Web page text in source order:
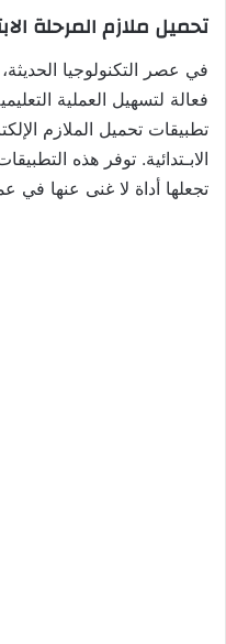
تحميل ملازم المرحلة
في عصر التكنولوجيا
فعالة لتسهيل العملية
تطبيقات تحميل الملازم
الابـتدائية. توفر هذه
تجعلها أداة لا غنى عنها في